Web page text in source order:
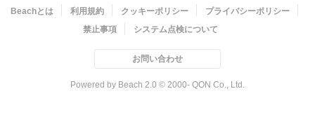
Beachとは 利用規約 クッキーポリシー
プライバシーポリシー
禁止事項
システム点検について
お問い合わせ
Powered by Beach 2.0 © 2000- QON Co., Ltd.